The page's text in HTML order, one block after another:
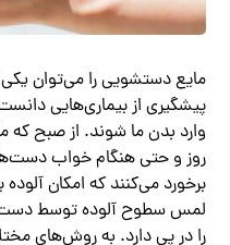
مایع دستشویی را می‌توان
پیشگیری از بیماری‌هایی
وارد بدن ما شوند. از صبح که
روز و حتی هنگام خواب
برخورد می‌کنند که امکان
لمس سطوح آلوده توسط
را در پی دارد. به روش‌های